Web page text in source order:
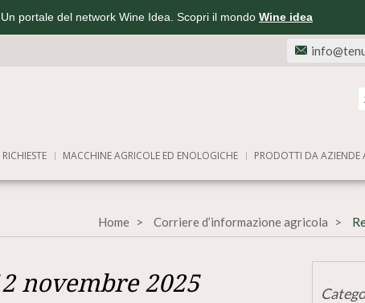
Un portale del network Wine Idea. Scopri il mondo Wine idea
RICHIESTE MACCHINE AGRICOLE ED ENOLOGICHE PRODOTTI DA AZIENDE
Home Corriere d’informazione agricola
novembre 2025